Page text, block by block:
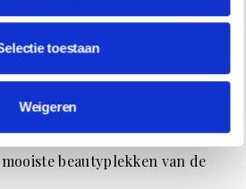
toestaan
Weigeren
DE MOOISTE
VAN AMSTERDAM
in Amsterdam waar je niet
komt, maar ook voor het
beautyplekken van de